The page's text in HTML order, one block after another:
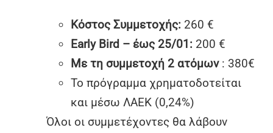
Κόστος Συμμετοχής: 260 €
Early Bird – έως 25/01: 200 €
Με τη συμμετοχή 2 ατόμων: 380€
Το πρόγραμμα χρηματοδοτείται
και μέσω ΛΑΕΚ (0,24%)
Όλοι οι συμμετέχοντες θα λάβουν